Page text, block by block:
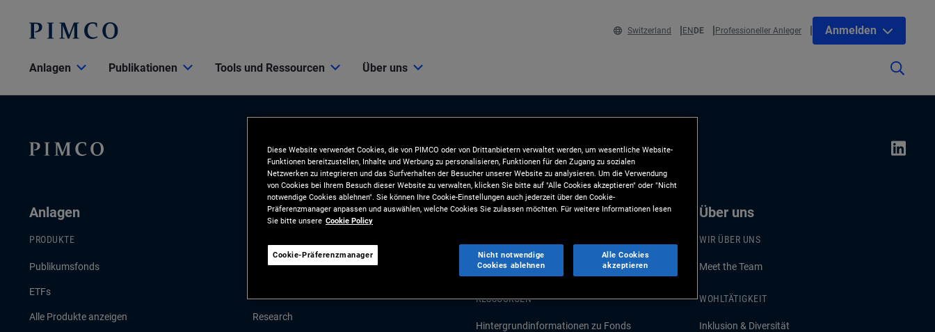
Switzerland ENDE Professioneller Anleger Anmelden
Anlagen Publikationen Tools und Ressourcen Über uns
Anlagen
PRODUKTE
Publikumsfonds
ETFs
Alle Produkte anzeigen
Publikationen
Konjunktur- und Marktkommentare
Research
Tools und Ressourcen
Analyse und Kundenlösungen
RESSOURCEN
Hintergrundinformationen zu Fonds
Über uns
WIR ÜBER UNS
Meet the Team
WOHLTÄTIGKEIT
Inklusion & Diversität
Diese Website verwendet Cookies, die von PIMCO oder von Drittanbietern verwaltet werden, um wesentliche Website-
Funktionen bereitzustellen, Inhalte und Werbung zu personalisieren, Funktionen für den Zugang zu sozialen
Netzwerken zu integrieren und das Surfverhalten der Besucher unserer Website zu analysieren. Um die Verwendung
von Cookies bei Ihrem Besuch dieser Website zu verwalten, klicken Sie bitte auf "Alle Cookies akzeptieren" oder "Nicht
notwendige Cookies ablehnen". Sie können Ihre Cookie-Einstellungen auch jederzeit über den Cookie-
Präferenzmanager anpassen und auswählen, welche Cookies Sie zulassen möchten. Für weitere Informationen lesen
Sie bitte unsere Cookie Policy
Cookie-Präferenzmanager
Nicht notwendige
Cookies ablehnen
Alle Cookies
akzeptieren